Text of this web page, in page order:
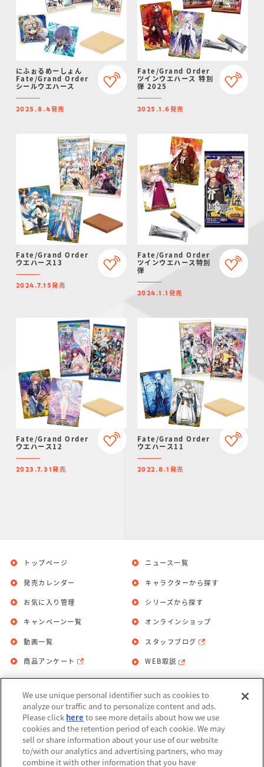
にふぉるめーしょん
Fate/Grand Order
シールウエハース
2025.8.4発売
Fate/Grand Order
ツインウエハース 特別
弾 2025
2025.1.6発売
Fate/Grand Order
ウエハース13
2024.7.15発売
Fate/Grand Order
ツインウエハース特別
弾
2024.1.1 発売
Fate/Grand Order
ウエハース12
2023.7.31発売
Fate/Grand Order
ウエハース11
2022.8.1 発売
トップページ
発売カレンダー
お気に入り管理
ニュース一覧
キャラクターから探す
シリーズから探す
キャンペーン一覧
動画一覧
商品アンケート
オンラインショップ
スタッフブログ
WEB取説
お問い合わせ 個人情報保護方針
利用規約
Do Not Sell or Share My Personal
Information
We use unique personal identifier such as cookies to
analyze our traffic and to personalize content and ads.
Please click here to see more details about how we use
cookies and the retention period of each cookie. We may
sell or share information about your use of our website
to/with our analytics and advertising partners, who may
combine it with other information that you have